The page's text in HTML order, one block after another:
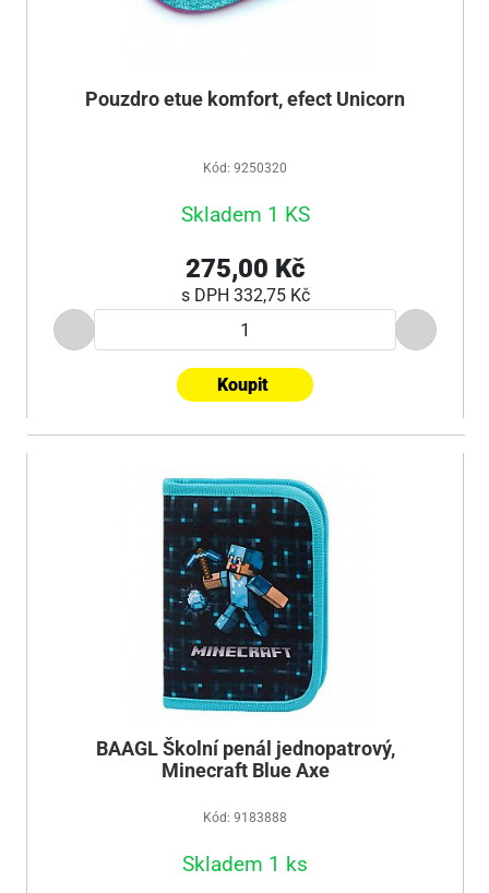
Pouzdro etue komfort, efect Unicorn
Kód: 9250320
Skladem 1 KS
275,00 Kč
s DPH 332,75 Kč
Koupit
BAAGL Školní penál jednopatrový,
Minecraft Blue Axe
Kód: 9183888
Skladem 1 ks